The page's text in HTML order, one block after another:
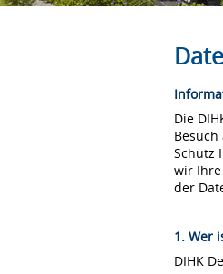
Die
Schutz
wir Ihre
der
1. Wer
DIHK